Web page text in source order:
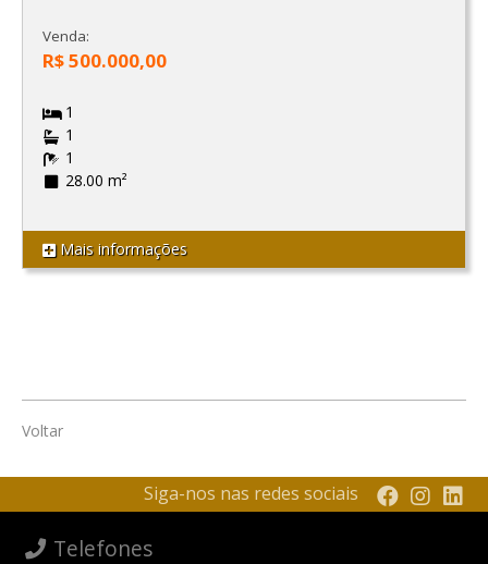
Venda:
R$ 500.000,00
1
1
1
28.00 m²
Mais informações
Voltar
Siga-nos nas redes sociais
Telefones